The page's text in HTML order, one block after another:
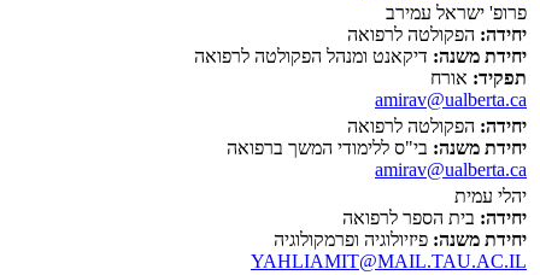
פרופ' ישראל עמירב
יחידה: הפקולטה לרפואה
יחידת משנה: דיקאנט ומנהל הפקולטה לרפואה
תפקיד: אורח
amirav@ualberta.ca
יחידה: הפקולטה לרפואה
יחידת משנה: בי"ס ללימודי המשך ברפואה
amirav@ualberta.ca
יהלי עמית
יחידה: בית הספר לרפואה
יחידת משנה: פיזיולוגיה ופרמקולוגיה
YAHLIAMIT@MAIL.TAU.AC.IL